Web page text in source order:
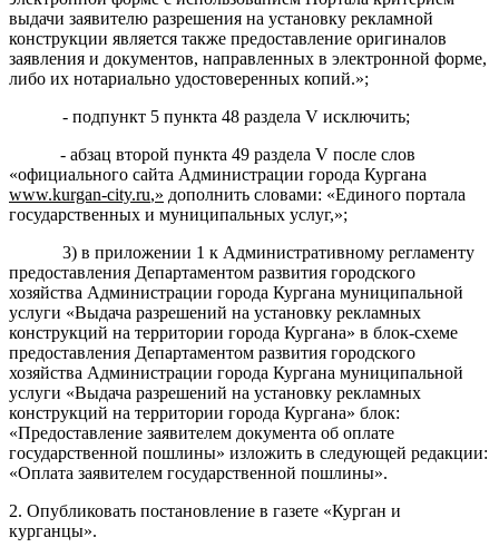
выдачи заявителю разрешения на установку рекламной
конструкции является также предоставление оригиналов
заявления и документов, направленных в электронной форме,
либо их нотариально удостоверенных копий.»;
-подпункт 5 пункта 48раздела V исключить;
- абзацвторой пункта 49раздела V после слов
«официального сайта Администрации города Кургана
www.kurgan-city.ru,» дополнить словами: «Единого портала
государственных и муниципальных услуг,»;
3) в приложении 1 к Административному регламенту
предоставления Департаментом развития городского
хозяйства Администрации города Кургана муниципальной
услуги «Выдача разрешений на установку рекламных
конструкций на территории города Кургана» в блок-схеме
предоставления Департаментом развития городского
хозяйства Администрации города Кургана муниципальной
услуги «Выдача разрешений на установку рекламных
конструкций на территории города Кургана» блок:
«Предоставление заявителем документа об оплате
государственной пошлины» изложить в следующей редакции:
«Оплата заявителем государственной пошлины».
2. Опубликовать постановление в газете «Курган и
курганцы».